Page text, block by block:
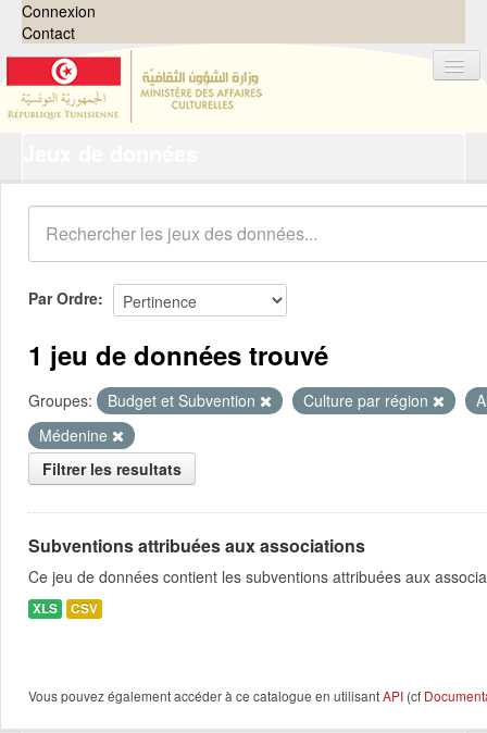
Connexion
Contact
Organisations
Groupes
Demandes 0
À propos
Par Ordre
1 jeu de données trouvé
Groupes: Budget et Subvention Culture par région
Médenine
Filtrer les resultats
Subventions attribuées aux associations
Ce jeu de données contient les subventions attribuées aux
XLS CSV
Vous pouvez également accéder à ce catalogue en utilisantAPI (cf